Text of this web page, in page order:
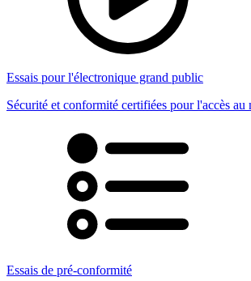
Essais pour l'électronique grand public
Sécurité et conformité certifiées pour l'accès au
Essais de pré-conformité